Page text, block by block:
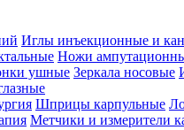
Иглы инъекционные и
Ножи
ушные Зеркала носовые
Шприцы карпульные
Метчики и измерители